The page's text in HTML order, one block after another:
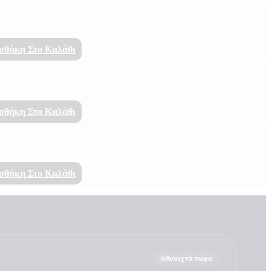
Στο Καλάθι
Στο Καλάθι
Στο Καλάθι
Ανοιχτά τώρα